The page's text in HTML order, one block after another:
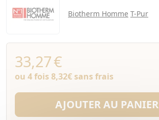
Biotherm Homme T-Pur
33,27€
ou 4 fois 8,32€ sans frais
AJOUTER AU PANIER